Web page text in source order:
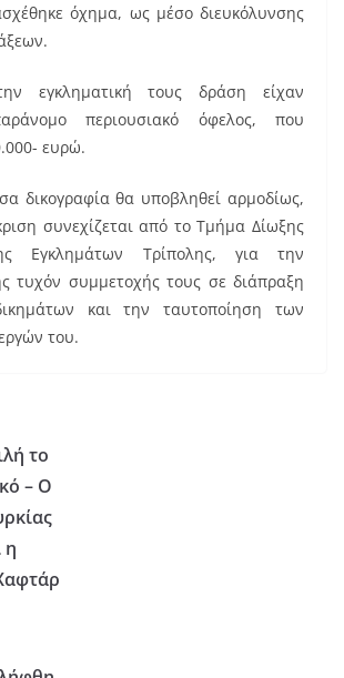
όχημα, ως μέσο διευκόλυνσης
εγκληματική τους δράση είχαν
περιουσιακό όφελος, που
ευρώ.
δικογραφία θα υποβληθεί αρμοδίως,
συνεχίζεται από το Τμήμα Δίωξης
Εγκλημάτων Τρίπολης, για την
τυχόν συμμετοχής τους σε διάπραξη
και την ταυτοποίηση των
του.
το
– Ο
η